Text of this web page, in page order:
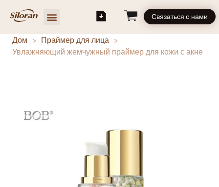
Связаться с нами
Дом > Праймер для лица >
Увлажняющий жемчужный праймер для кожи с акне